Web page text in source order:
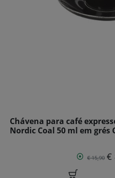
Chávena para café
Nordic Coal 50 ml em grés
€ 15,90 €